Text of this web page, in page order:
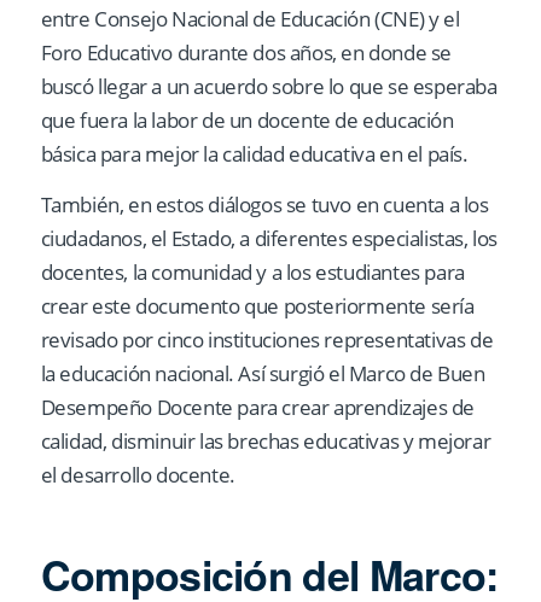
entre Consejo Nacional de Educación (CNE) y el
Foro Educativo durante dos años, en donde se
buscó llegar a un acuerdo sobre lo que se esperaba
que fuera la labor de un docente de educación
básica para mejor la calidad educativa en el país.
También, en estos diálogos se tuvo en cuenta a los
ciudadanos, el Estado, a diferentes especialistas, los
docentes, la comunidad y a los estudiantes para
crear este documento que posteriormente sería
revisado por cinco instituciones representativas de
la educación nacional. Así surgió el Marco de Buen
Desempeño Docente para crear aprendizajes de
calidad, disminuir las brechas educativas y mejorar
el desarrollo docente.
Composición del Marco: